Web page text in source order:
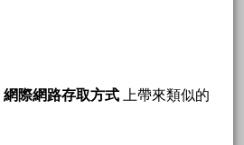
網際網路存取方式上帶來類似的